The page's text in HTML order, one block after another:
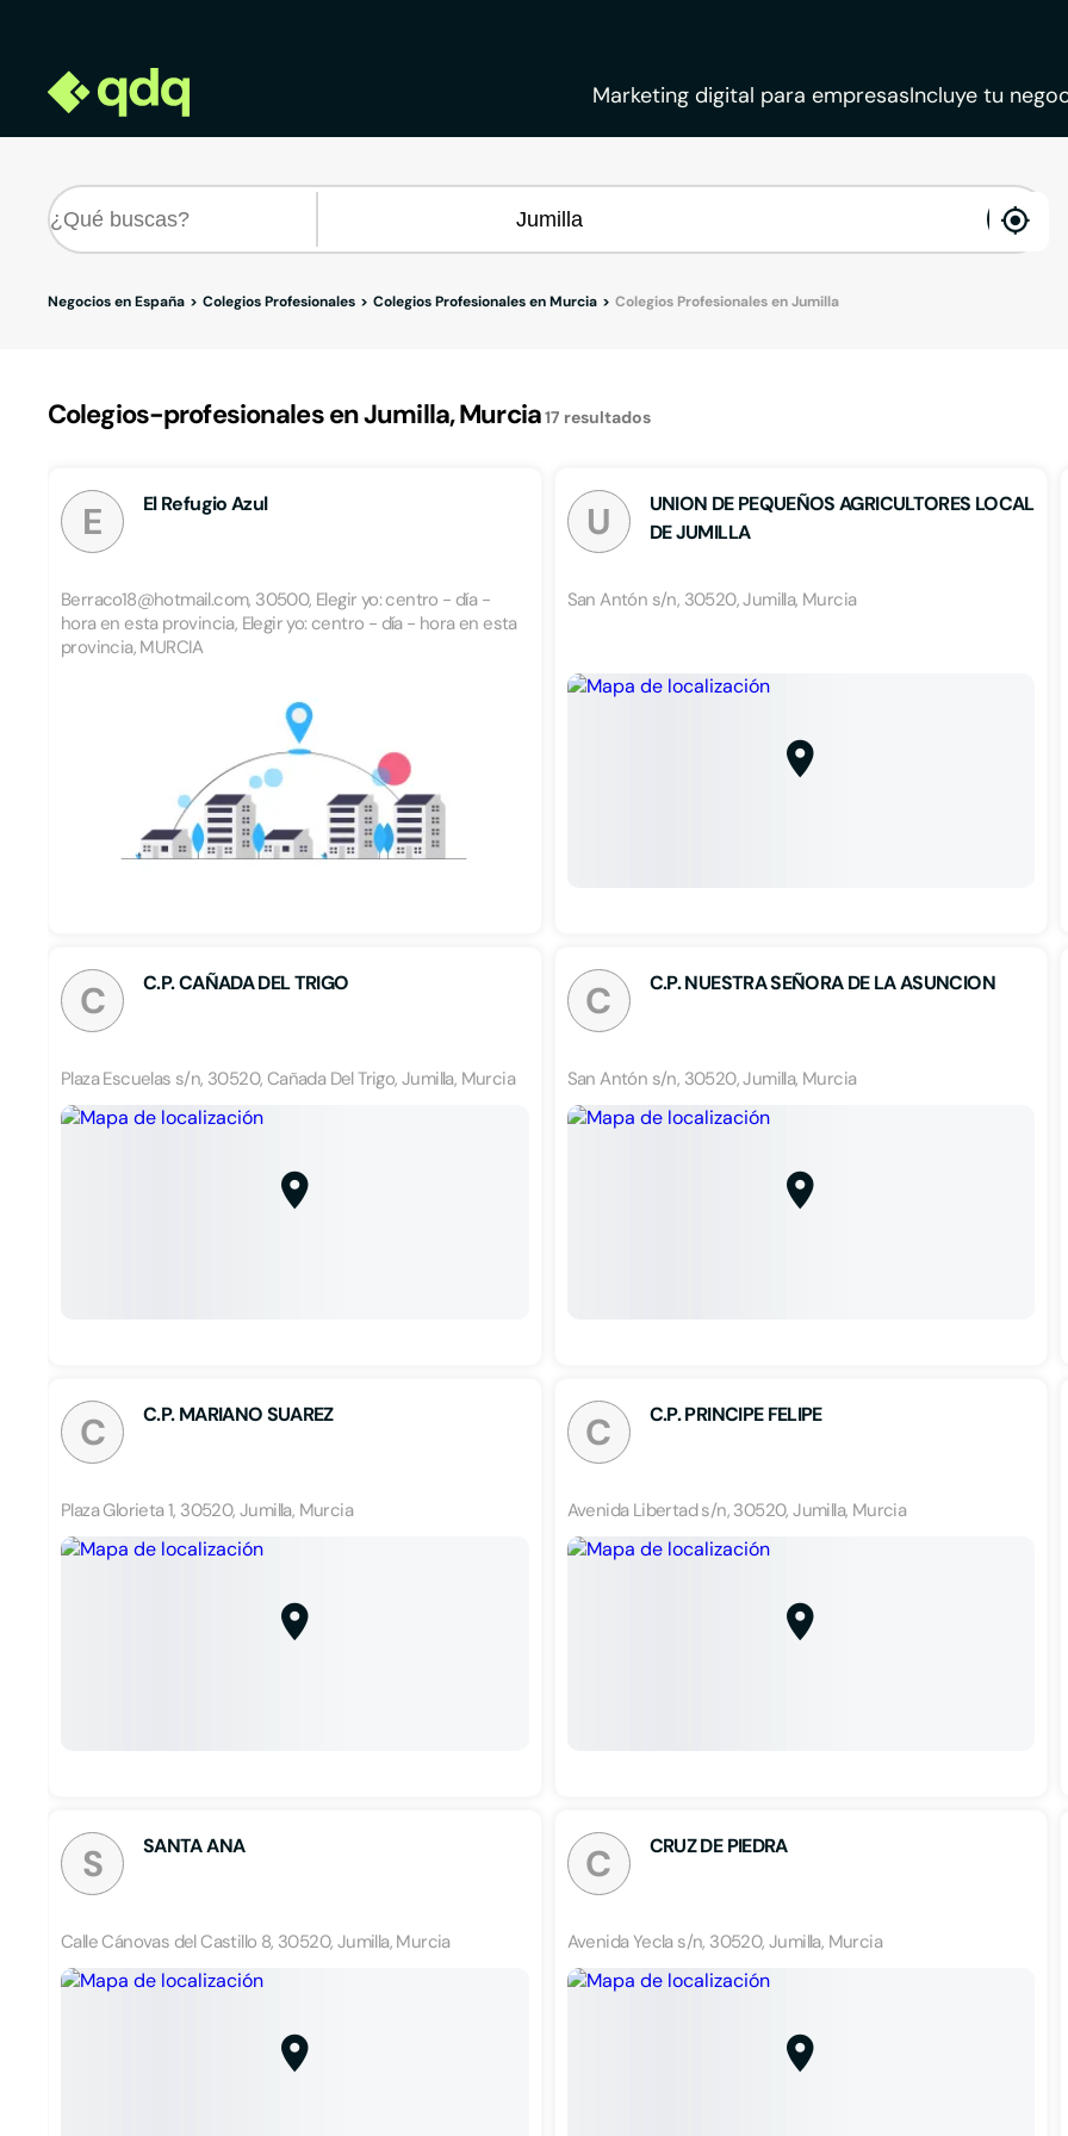
Marketing digital para empresasIncluye tu
Negocios en España Colegios Profesionales Colegios Profesionales en Murcia Colegios Profesionales en Jumilla
Colegios-profesionales en Jumilla, Murcia17 resultados
E El Refugio Azul
Berraco18@hotmail.com, 30500, Elegir yo: centro - día -
hora en esta provincia, Elegir yo: centro - día - hora en esta
provincia, MURCIA
U
UNION DE PEQUEÑOS AGRICULTORES LOCAL
DE JUMILLA
San Antón s/n, 30520, Jumilla, Murcia
C C.P. CAÑADA DEL TRIGO
Plaza Escuelas s/n, 30520, Cañada Del Trigo, Jumilla, Murcia
C C.P. NUESTRA SEÑORA DE LA ASUNCION
San Antón s/n, 30520, Jumilla, Murcia
C C.P. MARIANO SUAREZ
Plaza Glorieta 1, 30520, Jumilla, Murcia
C C.P. PRINCIPE FELIPE
Avenida Libertad s/n, 30520, Jumilla, Murcia
S SANTA ANA
Calle Cánovas del Castillo 8, 30520, Jumilla, Murcia
C CRUZ DE PIEDRA
Avenida Yecla s/n, 30520, Jumilla, Murcia